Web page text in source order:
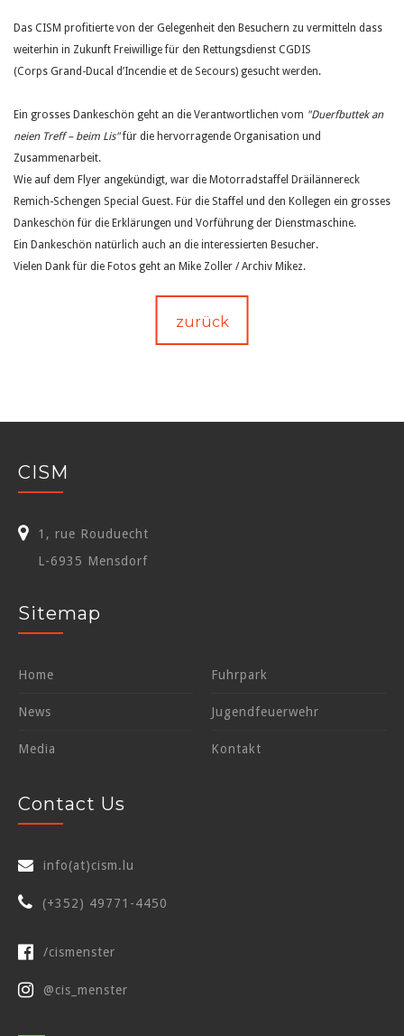
Das CISM profitierte von der Gelegenheit den Besuchern zu vermitteln dass
weiterhin in Zukunft Freiwillige für den Rettungsdienst CGDIS
(Corps Grand-Ducal d’Incendie et de Secours) gesucht werden.
Ein grosses Dankeschön geht an die Verantwortlichen vom "Duerfbuttek an
neien Treff – beim Lis"für die hervorragende Organisation und
Zusammenarbeit.
Wie auf dem Flyer angekündigt, war die Motorradstaffel Dräilännereck
Remich-Schengen Special Guest. Für die Staffel und den Kollegen ein grosses
Dankeschön für die Erklärungen und Vorführung der Dienstmaschine.
Ein Dankeschön natürlich auch an die interessierten Besucher.
Vielen Dank für die Fotos geht an Mike Zoller / Archiv Mikez.
zurück
CISM
1, rue Rouduecht
L-6935 Mensdorf
Sitemap
Home
News
Media
Fuhrpark
Jugendfeuerwehr
Kontakt
Contact Us
info(at)cism.lu
(+352) 49771-4450
/cismenster
@cis_menster